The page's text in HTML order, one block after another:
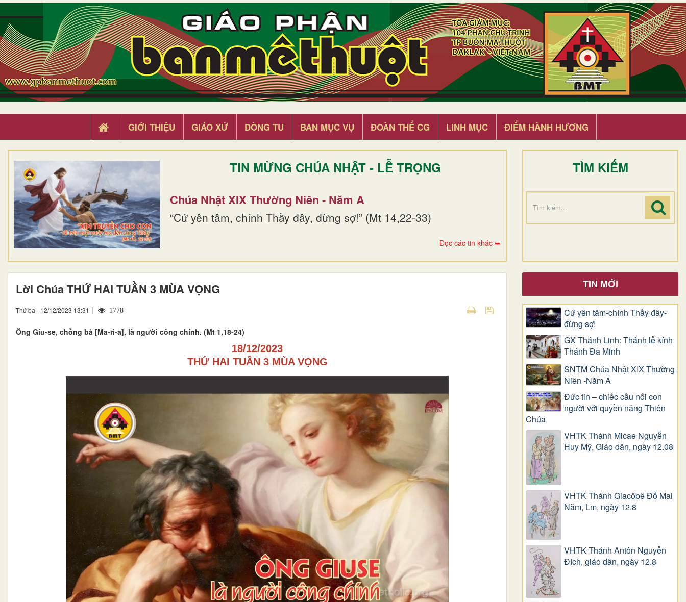
GIỚI THIỆU GIÁO XỨ DÒNG TU BAN MỤC VỤ ĐOÀN THỂ CG LINH MỤC ĐIỂM HÀNH HƯƠNG
TIN MỪNG CHÚA NHẬT - LỄ TRỌNG
Chúa Nhật XIX Thường Niên - Năm A
“Cứ yên tâm, chính Thầy đây, đừng sợ!” (Mt 14,22-33)
Đọc các tin khác ➥
TÌM KIẾM
Lời Chúa THỨ HAI TUẦN 3 MÙA VỌNG
Thứ ba - 12/12/2023 13:31 | 1778
Ông Giu-se, chồng bà [Ma-ri-a], là người công chính. (Mt 1,18-24)
18/12/2023
THỨ HAI TUẦN 3 MÙA VỌNG
TIN MỚI
Cứ yên tâm-chính Thầy đây-
đừng sợ!
GX Thánh Linh: Thánh lễ kính
Thánh Đa Minh
SNTM Chúa Nhật XIX Thường
Niên -Năm A
Đức tin – chiếc cầu nối con
người với quyền năng Thiên
Chúa
VHTK Thánh Micae Nguyễn
Huy Mỹ, Giáo dân, ngày 12.08
VHTK Thánh Giacôbê Ðỗ Mai
Năm, Lm, ngày 12.8
VHTK Thánh Antôn Nguyễn
Ðích, giáo dân, ngày 12.8